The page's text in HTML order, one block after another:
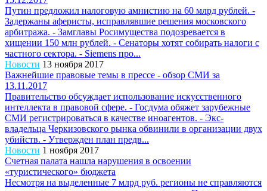
Путин предложил налоговую амнистию на 60 млрд рублей. -
Задержаны аферисты, исправлявшие решения московского
арбитража. - Замглавы Росимущества подозревается в
хищении 150 млн рублей. - Сенаторы хотят собирать налоги с
частного сектора. - Siemens про...
Новости 13 ноября 2017
Важнейшие правовые темы в прессе - обзор СМИ за
13.11.2017
Правительство обсуждает использование искусственного
интеллекта в правовой сфере. - Госдума обяжет зарубежные
СМИ регистрироваться в качестве иноагентов. - Экс-
владельца Черкизовского рынка обвинили в организации двух
убийств. - Утвержден план предв...
Новости 1 ноября 2017
Счетная палата нашла нарушения в освоении
«туристического» бюджета
Несмотря на выделенные 7 млрд руб. регионы не справляются